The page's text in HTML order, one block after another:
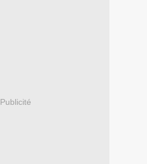
Publicité